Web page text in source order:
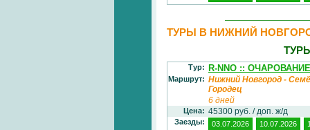
ТУРЫ В НИЖНИЙ
Тур: R-NNO ::
Маршрут: Нижний Новгород -
Городец
6 дней
Цена: 45300 руб. / доп. ж/д
Заезды: 03.07.2026 10.07.2026